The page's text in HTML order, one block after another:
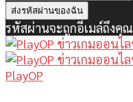
รหัสผ่านจะถูกอีเมล์ถึงคุณ
PlayOP